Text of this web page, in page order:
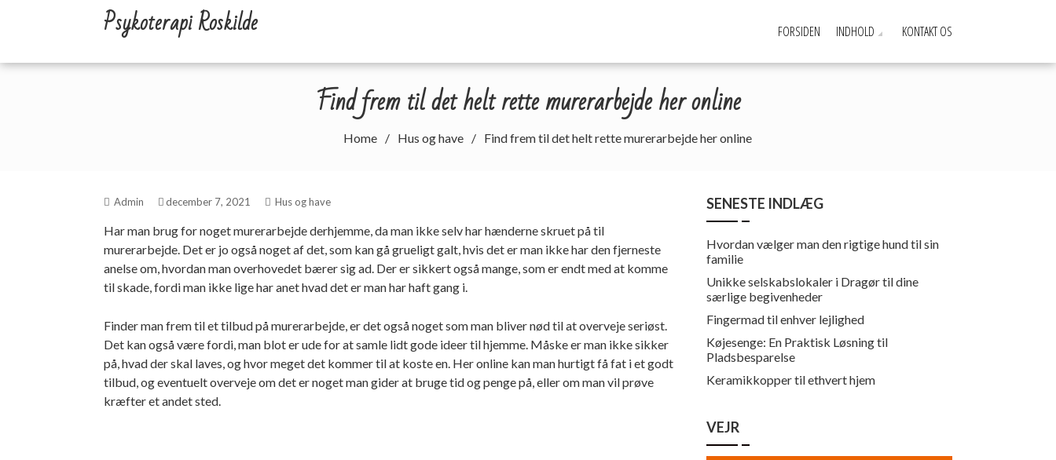
Psykoterapi Roskilde FORSIDEN INDHOLD KONTAKT OS
Find frem til det helt rette murerarbejde her online
Home Hus og have Find frem til det helt rette murerarbejde her online
Admin december 7, 2021 Hus og have
Har man brug for noget murerarbejde derhjemme, da man ikke selv har hænderne skruet på til
murerarbejde. Det er jo også noget af det, som kan gå grueligt galt, hvis det er man ikke har den fjerneste
anelse om, hvordan man overhovedet bærer sig ad. Der er sikkert også mange, som er endt med at komme
til skade, fordi man ikke lige har anet hvad det er man har haft gang i.
Finder man frem til et tilbud på murerarbejde, er det også noget som man bliver nød til at overveje seriøst.
Det kan også være fordi, man blot er ude for at samle lidt gode ideer til hjemme. Måske er man ikke sikker
på, hvad der skal laves, og hvor meget det kommer til at koste en. Her online kan man hurtigt få fat i et godt
tilbud, og eventuelt overveje om det er noget man gider at bruge tid og penge på, eller om man vil prøve
kræfter et andet sted.
SENESTE INDLÆG
Hvordan vælger man den rigtige hund til sin
familie
Unikke selskabslokaler i Dragør til dine
særlige begivenheder
Fingermad til enhver lejlighed
Køjesenge: En Praktisk Løsning til
Pladsbesparelse
Keramikkopper til ethvert hjem
VEJR